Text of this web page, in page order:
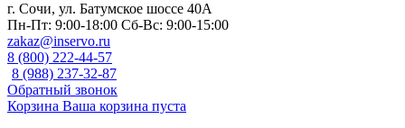
г. Сочи, ул. Батумское шоссе 40А
Пн-Пт: 9:00-18:00 Сб-Вс: 9:00-15:00
zakaz@inservo.ru
8 (800) 222-44-57
8 (988) 237-32-87
Обратный звонок
Корзина Ваша корзина пуста